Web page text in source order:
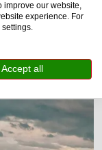
improve our website,
experience. For
Accept all